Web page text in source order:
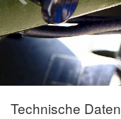
Technische Daten